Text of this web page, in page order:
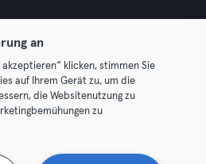
GmbH. All rights reserved.
Hier Verträge widerrufen
an
akzeptieren“ klicken, stimmen Sie
auf Ihrem Gerät zu, um die
die Websitenutzung zu
zu